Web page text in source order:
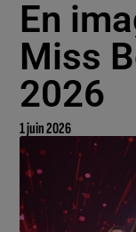
En
Miss
2026
1 juin 2026